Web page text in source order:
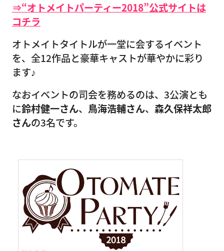
⇒“オトメイトパーティー2018”公式サイトは
コチラ
オトメイトタイトルが一堂に会するイベント
を、全12作品と豪華キャストが華やかに彩り
ます♪
なおイベントの司会を務めるのは、3公演とも
に鈴村健一さん、 鳥海浩輔さん、 森久保祥太郎
さんの3名です。